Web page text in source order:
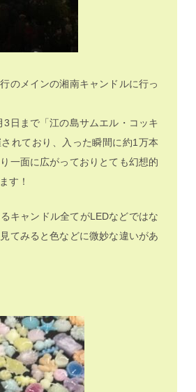
のメインの湘南キャンドルに行っ
3日まで「江の島サムエル・コッキ
れており、入った瞬間に約1万本
一面に広がっておりとても幻想的
す！
キャンドル全てがLEDなどではな
てみると色などに微妙な違いがあ